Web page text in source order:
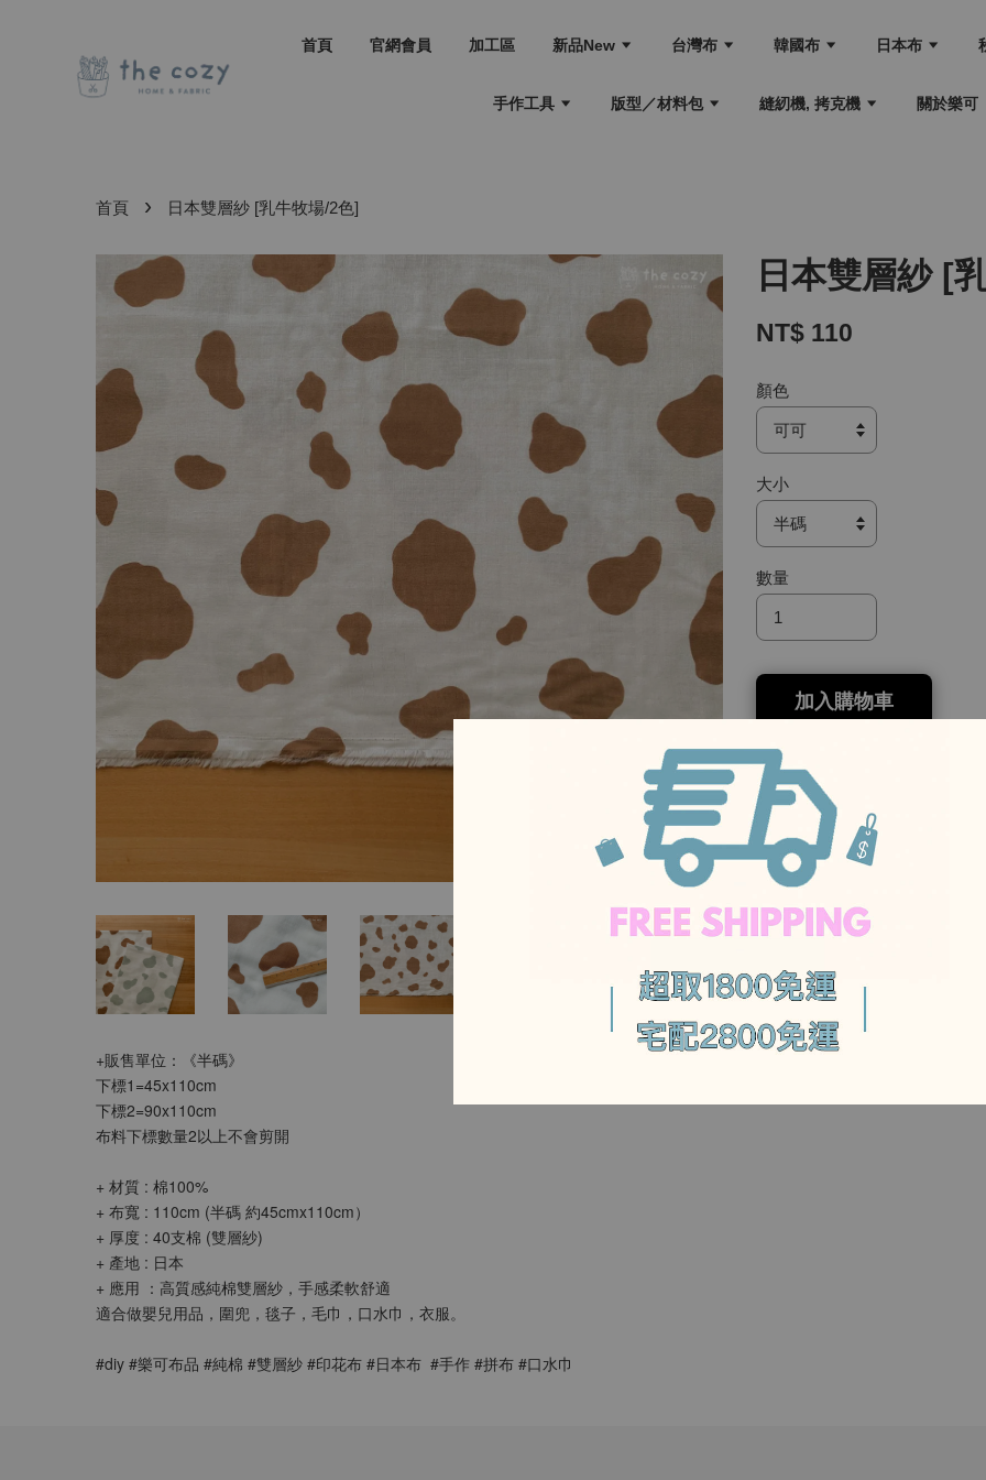
首頁 官網會員 加工區 新品New 台灣布 韓國布 日本布
手作工具 版型／材料包 縫紉機, 拷克機 關於樂可
首頁 › 日本雙層紗 [乳牛牧場/2色]
日本雙層紗 [
NT$ 110
顏色
大小
數量
加入購物車
分享
+販售單位：《半碼》
下標1=45x110cm
下標2=90x110cm
布料下標數量2以上不會剪開
+ 材質 : 棉100%
+ 布寬 : 110cm (半碼 約45cmx110cm）
+ 厚度 : 40支棉 (雙層紗)
+ 產地 : 日本
+ 應用 ：高質感純棉雙層紗，手感柔軟舒適
適合做嬰兒用品，圍兜，毯子，毛巾，口水巾，衣服。
#diy #樂可布品 #純棉 #雙層紗 #印花布 #日本布  #手作 #拼布 #口水巾